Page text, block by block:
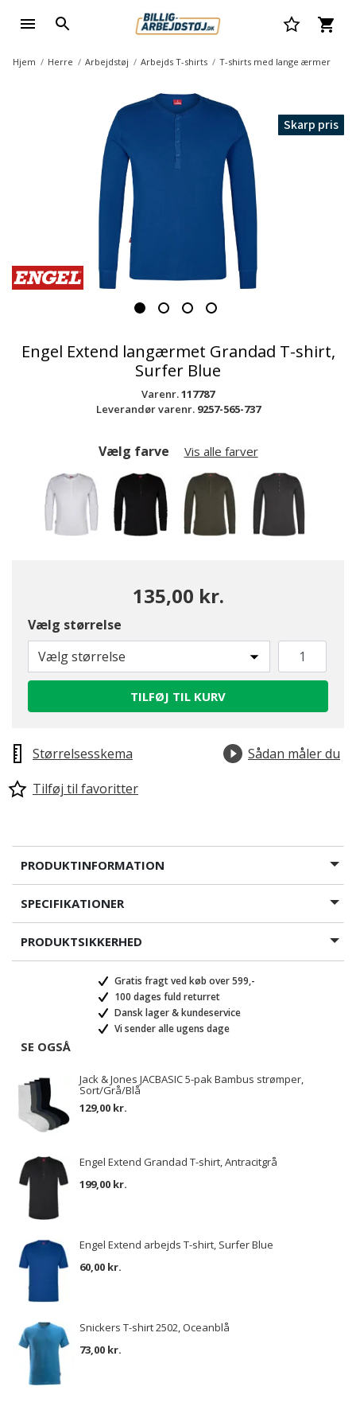
Hjem Herre Arbejdstøj Arbejds T-shirts T-shirts med lange ærmer
Skarp pris
Engel Extend langærmet Grandad T-shirt,
Surfer Blue
Varenr.117787
Leverandør varenr. 9257-565-737
Vælg farve Vis alle farver
valgte
135,00 kr.
Vælg størrelse
Vælg størrelse
TILFØJ TIL KURV
Størrelsesskema
Sådan måler du
Tilføj til favoritter
PRODUKTINFORMATION
SPECIFIKATIONER
PRODUKTSIKKERHED
Gratis fragt ved køb over 599,-
100 dages fuld returret
Dansk lager & kundeservice
Vi sender alle ugens dage
SE OGSÅ
Jack & Jones JACBASIC 5-pak Bambus strømper,
Sort/Grå/Blå
129,00 kr.
Engel Extend Grandad T-shirt, Antracitgrå
199,00 kr.
Engel Extend arbejds T-shirt, Surfer Blue
60,00 kr.
Snickers T-shirt 2502, Oceanblå
73,00 kr.